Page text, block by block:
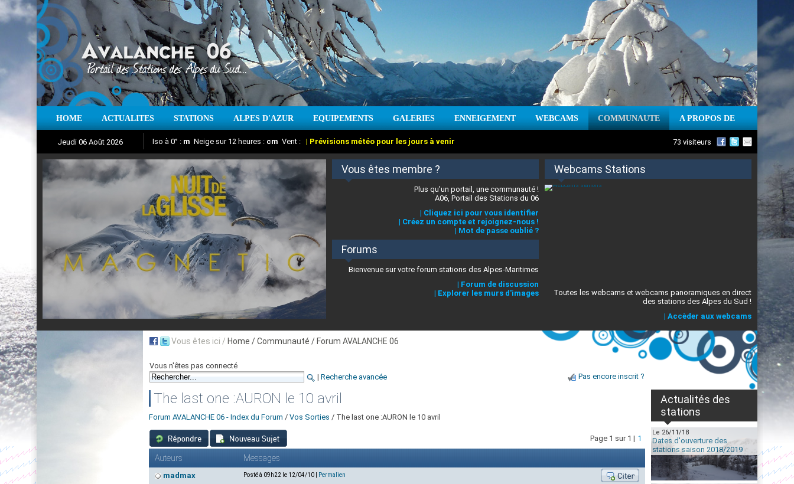
HOME ACTUALITES STATIONS ALPES D'AZUR EQUIPEMENTS GALERIES ENNEIGEMENT WEBCAMS COMMUNAUTE A PROPOS DE
Jeudi 06 Août 2026
Aujourd'hui : T° Min : °C T° Max :°C Prévisions météo pour les jours à venir
Iso à 0° : m Neige sur 12 heures : cm Vent : | Prévisions météo pour les jours à venir
Suivez en direct l'actualité des stations des Alpes-Maritimes
73 visiteurs
Nuit de la Glisse 2018 Vous êtes membre ?
Plus qu'un portail, une communauté !
A06, Portail des Stations du 06
| Cliquez ici pour vous identifier
| Créez un compte et rejoignez-nous !
| Mot de passe oublié ?
Forums
Bienvenue sur votre forum stations des Alpes-Maritimes
| Forum de discussion
| Explorer les murs d'images
Webcams Stations
Toutes les webcams et webcams panoramiques en direct
des stations des Alpes du Sud !
| Accèder aux webcams
Vous êtes ici / Home / Communauté / Forum AVALANCHE 06
Vous n'êtes pas connecté
| Recherche avancée Pas encore inscrit ?
The last one :AURON le 10 avril
Forum AVALANCHE 06 - Index du Forum / Vos Sorties / The last one :AURON le 10 avril
Page 1 sur 1 | 1
Auteurs Messages
madmax Posté à 09h22 le 12/04/10 | Permalien
Actualités des
stations
Le 26/11/18
Dates d'ouverture des
stations saison 2018/2019